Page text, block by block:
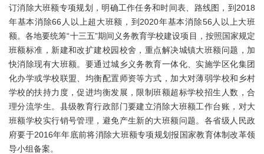
订消除大班额专项规划，明确工作任务和时间表、路线图，到2018
年基本消除66人以上超大班额，到2020年基本消除56人以上大班
额。各地要统筹“十三五”期间义务教育学校建设项目，按照国家规定
班额标准，新建和改扩建校园校舍，重点解决城镇大班额问题，加
快消除现有大班额。要通过城乡义务教育一体化、实施学区化集团
化办学或学校联盟、均衡配置师资等方式，加大对薄弱学校和乡村
学校的扶持力度，促进均衡发展，限制班额超标学校招生人数，合
理分流学生。县级教育行政部门要建立消除大班额工作台账，对大
班额学校实行销号管理，避免产生新的大班额问题。各省级人民政
府要于2016年年底前将消除大班额专项规划报国家教育体制改革领
导小组备案。